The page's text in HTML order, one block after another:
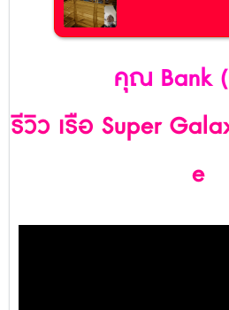
คุณ Bank
รีวิว เรือ Super
e